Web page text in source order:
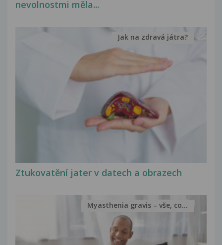
nevolnostmi měla...
Ztukovatění jater v datech a obrazech
Jak na zdravá játra?
Myasthenia gravis – vše, co...